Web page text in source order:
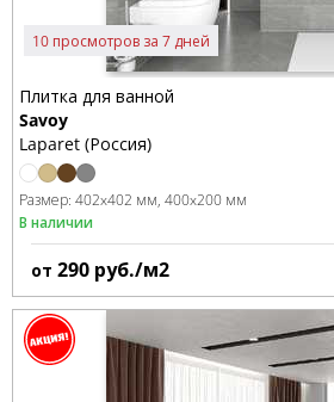
10 просмотров за 7 дней
Плитка для ванной
Savoy
Laparet (Россия)
Размер: 402x402 мм 400x200 мм
В наличии
от 290 руб./м2